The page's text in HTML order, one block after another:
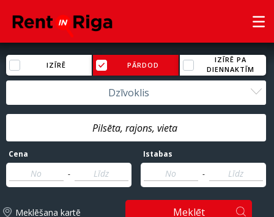
IZĪRĒ PĀRDOD
IZĪRĒ PA
DIENNAKTĪM
Dzīvoklis
Cena
-
Istabas
-
Meklēšana kartē Meklēt